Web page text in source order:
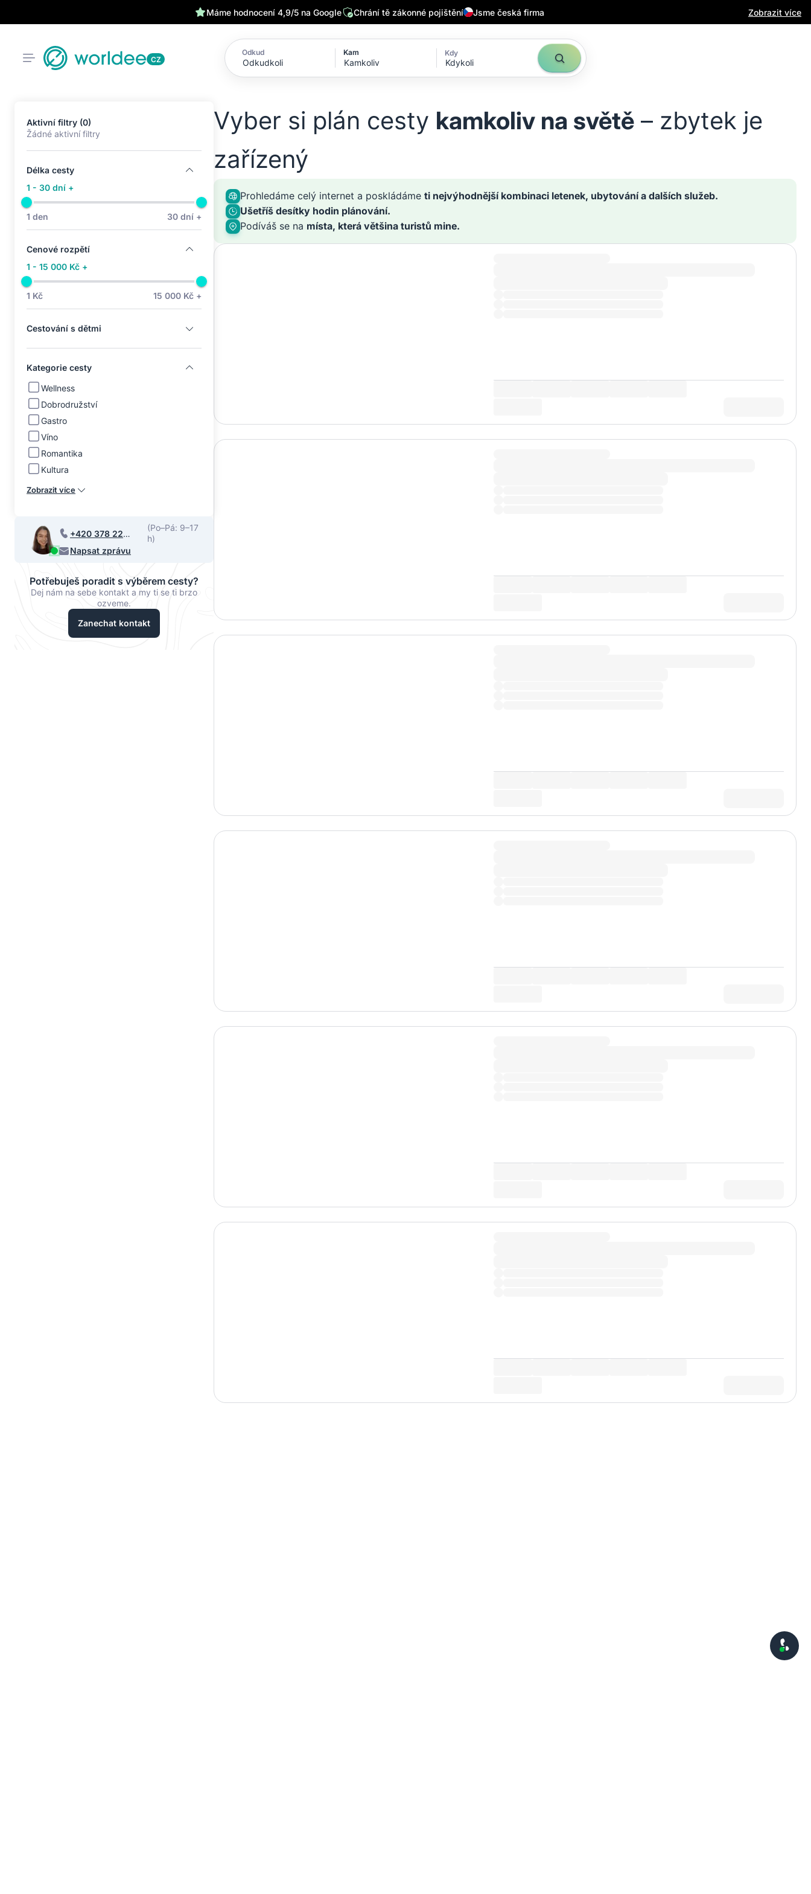
Máme hodnocení 4,9/5 na Google Chrání tě zákonné pojištění Jsme česká firma Zobrazit více
CZ
Odkud Kam Kdy
Kdykoli
Aktivní filtry (0)
Žádné aktivní filtry
Délka cesty
1 - 30 dní +
1 den 30 dní +
Cenové rozpětí
1 - 15 000 Kč +
1 Kč 15 000 Kč +
Cestování s dětmi
Kategorie cesty
Wellness
Dobrodružství
Gastro
Víno
Romantika
Kultura
Zobrazit více
+420 378 220
068
(Po–Pá: 9–17
h)
Napsat zprávu
Potřebuješ poradit s výběrem cesty?
Dej nám na sebe kontakt a my ti se ti brzo
ozveme.
Zanechat kontakt
Vyber si plán cesty kamkoliv na světě – zbytek je
zařízený
Prohledáme celý internet a poskládáme ti nejvýhodnější kombinaci letenek, ubytování a dalších služeb.
Ušetříš desítky hodin plánování.
Podíváš se na místa, která většina turistů mine.